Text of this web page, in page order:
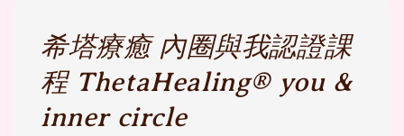
希塔療癒 內圈與我認證課
程 ThetaHealing® you &
inner circle